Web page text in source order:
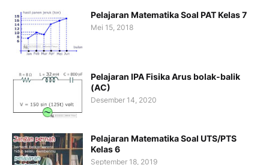
Pelajaran Matematika Soal PAT Kelas 7
Mei 15, 2018
Pelajaran IPA Fisika Arus bolak-balik
(AC)
Desember 14, 2020
Pelajaran Matematika Soal UTS/PTS
Kelas 6
September 18, 2019